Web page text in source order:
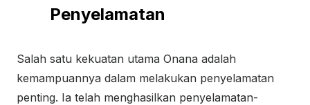
Penyelamatan
Salah satu kekuatan utama Onana adalah
kemampuannya dalam melakukan penyelamatan
penting. Ia telah menghasilkan penyelamatan-